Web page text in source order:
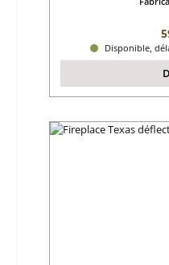
Disponible,